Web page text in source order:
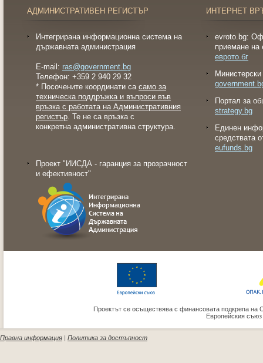
АДМИНИСТРАТИВЕН РЕГИСТЪР
Интегрирана информационна система на
държавната администрация
E-mail: ras@government.bg
Телефон: +359 2 940 29 32
* Посочените координати са само за
техническа поддръжка и въпроси във
връзка с работата на Административния
регистър. Те не са връзка с
конкретна административна структура.
Проект "ИИСДА - гаранция за прозрачност
и ефективност"
ИНТЕРНЕТ
evroto.bg:
приемане на
еврото.бг
Портал за
strategy.bg
Eдинен
средствата
eufunds.bg
Проектът се осъществява с финансовата подкрепа на
Европейския
Правна информация | Политика за достъпност